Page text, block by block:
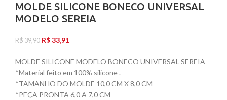
MOLDE SILICONE BONECO UNIVERSAL
MODELO SEREIA
R$39,90 R$33,91
MOLDE SILICONE MODELO BONECO UNIVERSAL SEREIA
*Material feito em 100% silicone .
*TAMANHO DO MOLDE 10,0 CM X 8,0 CM
*PEÇA PRONTA 6,0 A 7,0 CM